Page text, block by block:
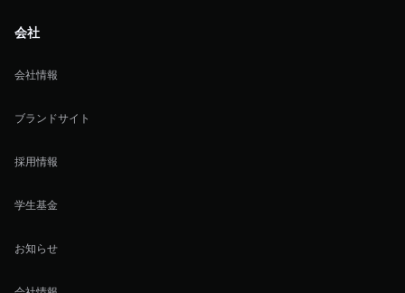
会社
会社情報
ブランドサイト
採用情報
学生基金
お知らせ